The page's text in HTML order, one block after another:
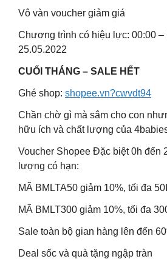
Vô vàn voucher giảm giá
Chương trình có hiệu lực: 00:00 –
25.05.2022
CUỐI THÁNG – SALE HẾT
Ghé shop: shopee.vn?cwvdt94
Chần chờ gì mà sắm cho con
hữu ích và chất lượng của
Voucher Shopee Đặc biệt 0h đến
lượng có hạn:
MÃ BMLTA50 giảm 10%, tối đa
MÃ BMLT300 giảm 10%, tối đa
Sale toàn bộ gian hàng lên đến
Deal sốc và quà tặng ngập tràn